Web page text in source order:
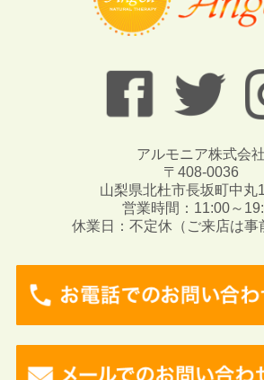
アルモニア株式会社
〒408-0036
山梨県北杜市長坂町中丸
営業時間：11:00～
休業日：不定休（ご来店は事